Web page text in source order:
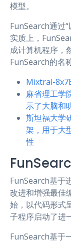
模型。
FunSearch通过“
实质上，
成计算机程序，
FunSearch的名
Mixtral-
麻省理工学
示了大脑和
斯坦福大学
架，用于大
性
FunSearch基于
改进和增强最佳
始，以代码形式
子程序启动了进
FunSearch基于